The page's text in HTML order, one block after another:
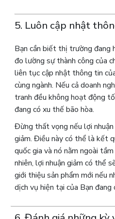
5. Luôn cập nhật
Bạn cần biết thị trường đang
đo lường sự thành công của
liên tục cập nhật thông tin
cùng ngành. Nếu cả doanh
tranh đều không hoạt động
đang có xu thế bão hòa.
Đừng thất vọng nếu lợi nhuận
giảm. Điều này có thể là kết
quốc gia và nó nằm ngoài
nhiên, lợi nhuận giảm có thể
giới thiệu sản phẩm mới nếu
dịch vụ hiện tại của Bạn đang